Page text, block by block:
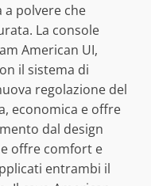
polvere che
La console
American UI,
il sistema di
regolazione del
economica e offre
dal design
offre comfort e
entrambi il